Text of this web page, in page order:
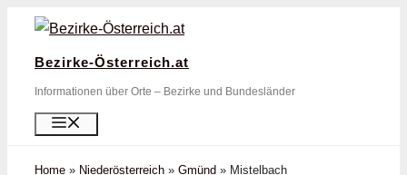
Zum
springen
Bezirke-Österreich.at
Informationen über Orte – Bezirke und Bundesländer
Home » Niederösterreich » Gmünd » Mistelbach